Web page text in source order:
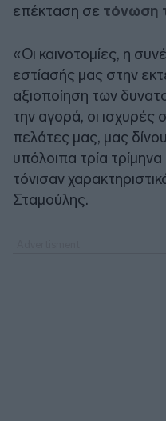
επέκταση σε τόνωση
«Οι καινοτομίες, η
εστίασής μας στην
αξιοποίηση των
την αγορά, οι ισχυρές
πελάτες μας, μας
υπόλοιπα τρία
τόνισαν
Σταμούλης.